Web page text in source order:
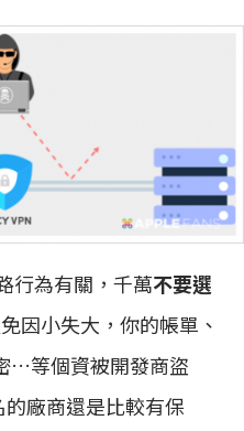
行為有關，千萬不要選
免因小失大，你的帳單、
…等個資被開發商盜
廠商還是比較有保